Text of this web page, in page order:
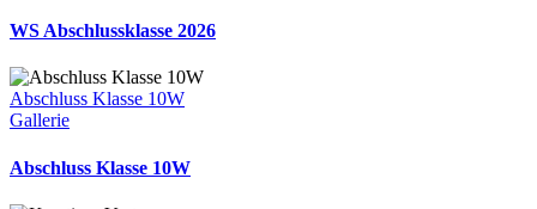
WS Abschlussklasse 2026
Abschluss Klasse 10W
Gallerie
Abschluss Klasse 10W